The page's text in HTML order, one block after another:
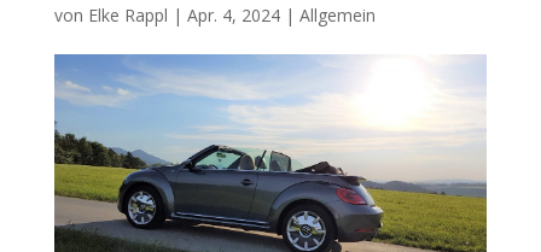
von Elke Rappl | Apr. 4, 2024| Allgemein